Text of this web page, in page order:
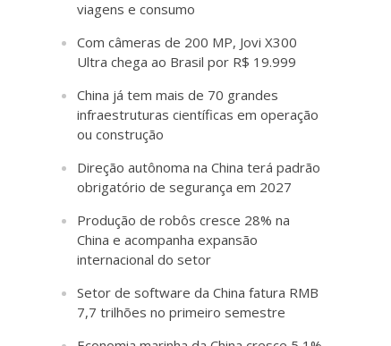
viagens e consumo
Com câmeras de 200 MP, Jovi X300
Ultra chega ao Brasil por R$ 19.999
China já tem mais de 70 grandes
infraestruturas científicas em operação
ou construção
Direção autônoma na China terá padrão
obrigatório de segurança em 2027
Produção de robôs cresce 28% na
China e acompanha expansão
internacional do setor
Setor de software da China fatura RMB
7,7 trilhões no primeiro semestre